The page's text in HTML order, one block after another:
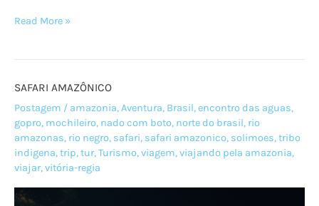
O
FITA?
Read More »
SAFARI AMAZÔNICO
Postagem / amazonia,Aventura, Brasil,encontro das aguas,
gopro, mochileiro, nado com boto, norte do brasil, rio
amazonas, rio negro, safari, safari amazonico, solimoes,tribo
indigena,trip,tur,Turismo,viagem,viajando pela amazonia,
viajar,vitória-regia